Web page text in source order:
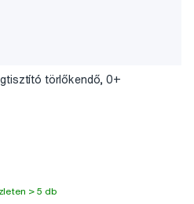
törlőkendő, 0+
> 5 db